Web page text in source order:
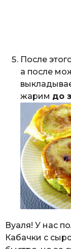
После
а после
жарим до
Вуаля! У нас
Кабачки с